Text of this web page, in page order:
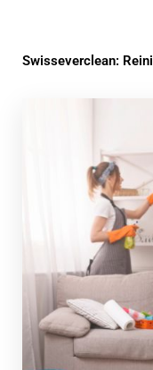
Swisseverclean: